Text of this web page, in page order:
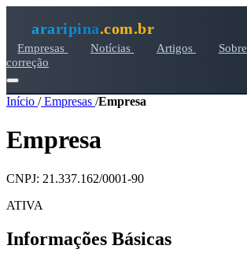
araripina.com.br
Empresas Notícias Artigos Sobre
correção
Início /Empresas /Empresa
Empresa
CNPJ: 21.337.162/0001-90
ATIVA
Informações Básicas